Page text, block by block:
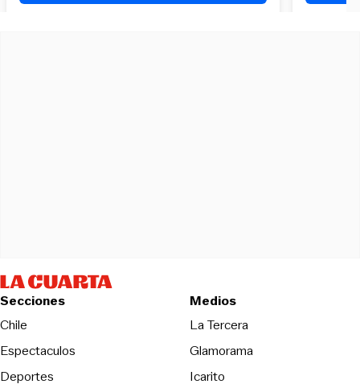
Secciones
Chile
Espectaculos
Deportes
Medios
La TerceraOpens in new
Glamorama
Icarito